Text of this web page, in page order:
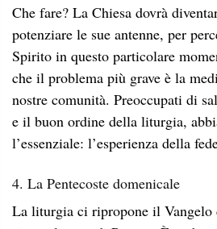
Che fare? La Chiesa dovrà
potenziare le sue antenne, per
Spirito in questo particolare
che il problema più grave è la
nostre comunità. Preoccupati di
e il buon ordine della liturgia,
l’essenziale: l’esperienza della
4. La Pentecoste domenicale
La liturgia ci ripropone il Vangelo